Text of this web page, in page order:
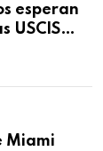
esperan
USCIS
Miami